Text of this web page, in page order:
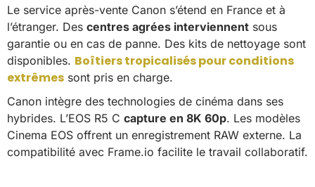
Le service après-vente Canon s’étend en France et à
l’étranger. Des centres agrées interviennent sous
garantie ou en cas de panne. Des kits de nettoyage sont
disponibles. Boîtiers tropicalisés pour conditions
extrêmes sont pris en charge.
Canon intègre des technologies de cinéma dans ses
hybrides. L’EOS R5 C capture en 8K 60p. Les modèles
Cinema EOS offrent un enregistrement RAW externe. La
compatibilité avec Frame.io facilite le travail collaboratif.